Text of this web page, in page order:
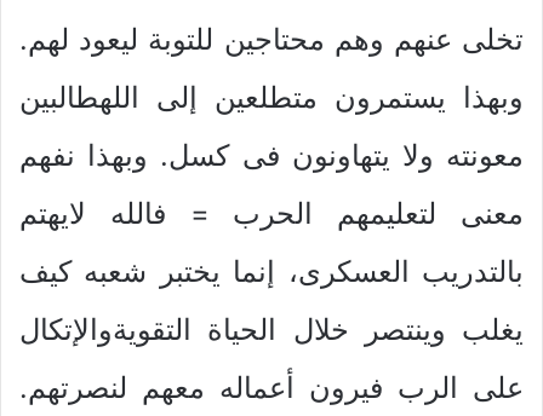
تخلى عنهم وهم محتاجين للتوبة ليعود لهم.
وبهذا يستمرون متطلعين إلى اللهطالبين
معونته ولا يتهاونون فى كسل. وبهذا نفهم
معنى لتعليمهم الحرب = فالله لايهتم
بالتدريب العسكرى، إنما يختبر شعبه كيف
يغلب وينتصر خلال الحياة التقويةوالإتكال
على الرب فيرون أعماله معهم لنصرتهم.